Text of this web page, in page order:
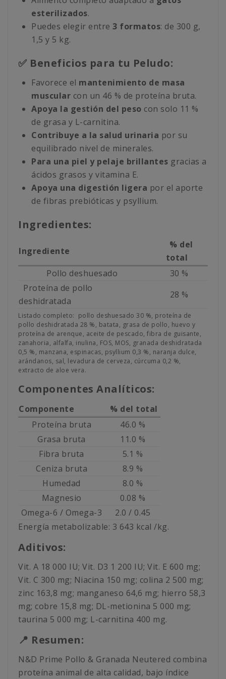
esterilizados.
Puedes elegir entre 3 formatos: de 300 g,
1,5 y 5 kg.
✅ Beneficios para tu Peludo:
Favorece el mantenimiento de masa
muscular con un 46 % de proteína bruta.
Apoya la gestión del peso con solo 11 %
de grasa y L-carnitina.
Contribuye a la salud urinaria por su
equilibrado nivel de minerales.
Para una piel y pelaje brillantes gracias a
ácidos grasos y vitamina E.
Apoya una digestión ligera por el aporte
de fibras prebióticas y psyllium.
Ingredientes:
Ingrediente
% del
total
Pollo deshuesado
30 %
Proteína de pollo
deshidratada
28 %
Listado completo: pollo deshuesado 30 %, proteína de
pollo deshidratada 28 %, batata, grasa de pollo, huevo y
proteína de arenque, aceite de pescado, fibra de guisante,
zanahoria, alfalfa, inulina, FOS, MOS, granada deshidratada
0,5 %, manzana, espinacas, psyllium 0,3 %, naranja dulce,
arándanos, sal, levadura de cerveza, cúrcuma 0,2 %,
extracto de aloe vera.
Componentes Analíticos:
Componente
% del total
Proteína bruta
46.0 %
Grasa bruta
11.0 %
Fibra bruta
5.1 %
Ceniza bruta
8.9 %
Humedad
8.0 %
Magnesio
0.08 %
Omega-6 / Omega-3
2.0 / 0.45
Energía metabolizable: 3 643 kcal /kg.
Aditivos:
Vit. A 18 000 IU; Vit. D3 1 200 IU; Vit. E 600 mg;
Vit. C 300 mg; Niacina 150 mg; colina 2 500 mg;
zinc 163,8 mg; manganeso 64,6 mg; hierro 58,3
mg; cobre 15,8 mg; DL-metionina 5 000 mg;
taurina 5 000 mg; L-carnitina 400 mg.
📍 Resumen:
N&D Prime Pollo & Granada Neutered combina
proteína animal de alta calidad, bajo índice